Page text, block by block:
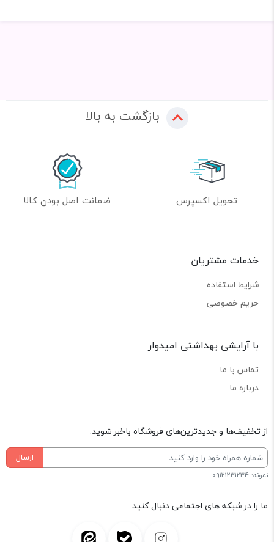
بازگشت به بالا
تحویل اکسپرس ضمانت اصل بودن کالا
خدمات مشتریان
شرایط استفاده
حریم خصوصی
با آرایشی بهداشتی امیدوار
تماس با ما
درباره ما
از تخفیف‌ها و جدیدترین‌های فروشگاه باخبر شوید:
ارسال
نمونه: 09121231234
ما را در شبکه های اجتماعی دنبال کنید.